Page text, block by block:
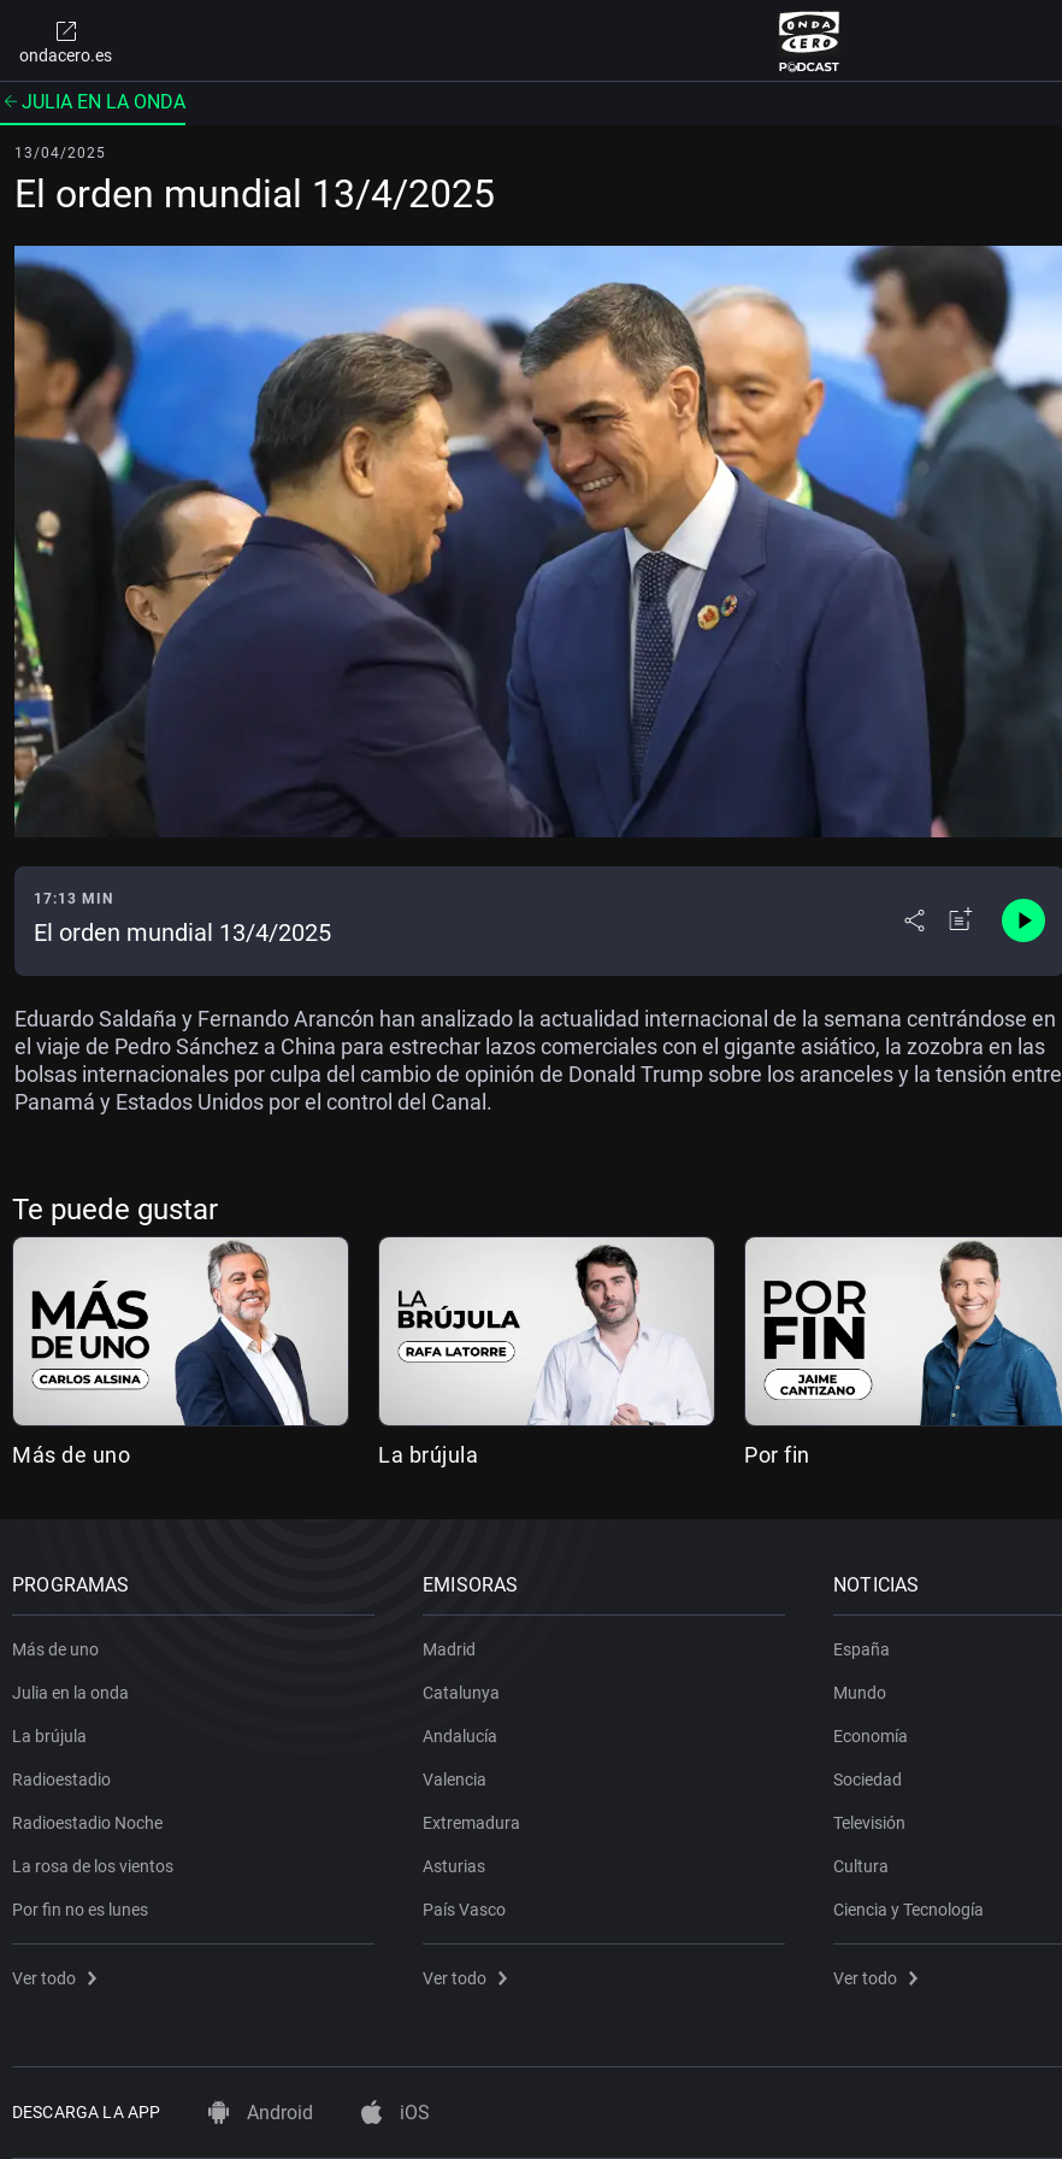
ondacero.es
JULIA EN LA ONDA
13/04/2025
El orden mundial 13/4/2025
17:13 MIN
El orden mundial 13/4/2025
Eduardo Saldaña y Fernando Arancón han analizado la actualidad internacional de la semana centrándose en
el viaje de Pedro Sánchez a China para estrechar lazos comerciales con el gigante asiático, la zozobra en las
bolsas internacionales por culpa del cambio de opinión de Donald Trump sobre los aranceles y la tensión entre
Panamá y Estados Unidos por el control del Canal.
Te puede gustar
Más de uno La brújula Por fin
PROGRAMAS
Más de uno
Julia en la onda
La brújula
Radioestadio
Radioestadio Noche
La rosa de los vientos
Por fin no es lunes
Ver todo
EMISORAS
Madrid
Catalunya
Andalucía
Valencia
Extremadura
Asturias
País Vasco
Ver todo
NOTICIAS
España
Mundo
Economía
Sociedad
Televisión
Cultura
Ciencia y Tecnología
Ver todo
DESCARGA LA APP Android iOS